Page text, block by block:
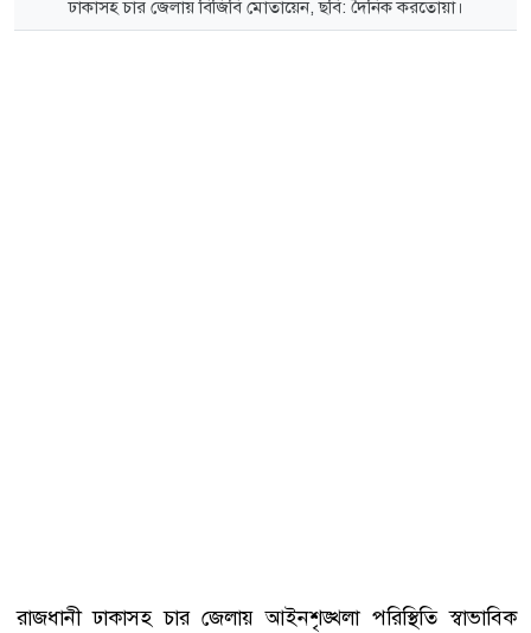
ঢাকাসহ চার জেলায় বিজিবি মোতায়েন, ছবি: দৈনিক করতোয়া।
রাজধানী ঢাকাসহ চার জেলায় আইনশৃঙ্খলা পরিস্থিতি স্বাভাবিক